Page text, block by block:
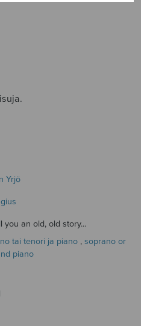
Yrjö
you an old, old story...
tai tenori ja piano , soprano or
piano